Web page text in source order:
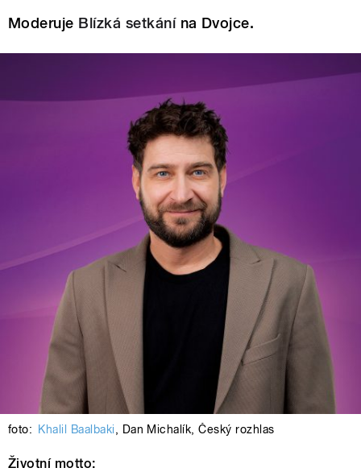
Moderuje Blízká setkánína Dvojce.
foto: Khalil Baalbaki, Dan Michalík,Český rozhlas
Životní motto: